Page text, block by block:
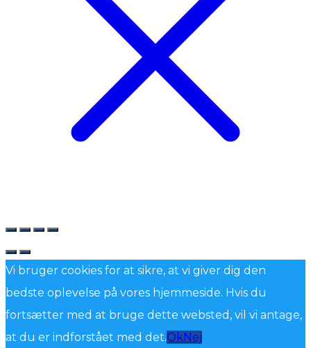
Vi bruger cookies for at sikre, at vi giver dig den
bedste oplevelse på vores hjemmeside. Hvis du
fortsætter med at bruge dette websted, vil vi antage,
at du er indforstået med det.OkNej